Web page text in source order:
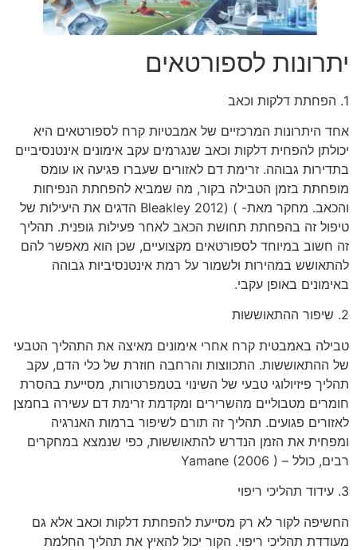
יתרונות לספורטאים
1. הפחתת דלקות וכאב
אחד היתרונות המרכזיים של אמבטיות קרח לספורטאים היא
יכולתן להפחית דלקות וכאב שנגרמים עקב אימונים אינטנסיביים
בתדירות גבוהה. זרימת דם לאזורים שעברו פגיעה או עומס
מופחתת בזמן הטבילה בקור, מה שמביא להפחתת הנפיחות
והכאב. מחקר מאת- ) (2012 Bleakley הדגים את היעילות של
טיפול זה בהפחתת תחושת הכאב לאחר פעילות גופנית. תהליך
זה חשוב במיוחד לספורטאים מקצועיים, שכן הוא מאפשר להם
להתאושש במהירות ולשמור על רמת אינטנסיביות גבוהה
באימונים באופן עקבי.
2. שיפור ההתאוששות
טבילה באמבטית קרח אחרי אימונים מאיצה את התהליך הטבעי
של ההתאוששות. התכווצות והרחבה חוזרת של כלי הדם, עקב
תהליך פיזיולוגי טבעי של השינוי בטמפרטורות, מסייעת בהסרת
חומרים מטבוליים מהשרירים ומקדמת זרימת דם עשירה בחמצן
לאזורים פגועים. תהליך זה תורם לשיפור ברמות האנרגיה
ומפחית את הזמן הנדרש להתאוששות, כפי שנמצא במחקרים
רבים, כולל – Yamane (2006 )
3. עידוד תהליכי ריפוי
החשיפה לקור לא רק מסייעת להפחתת דלקות וכאב אלא גם
מעודדת תהליכי ריפוי. הקור יכול להאיץ את תהליך החלמת